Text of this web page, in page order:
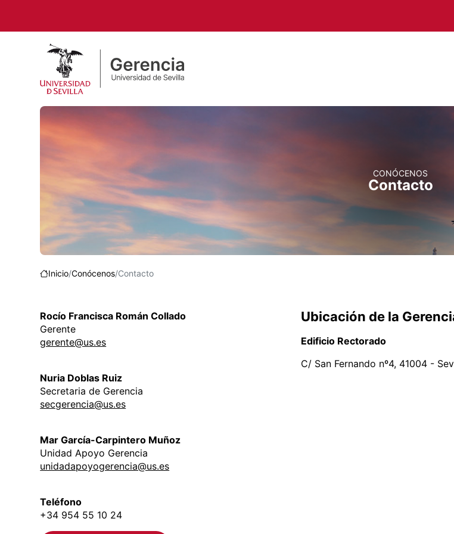
CONÓCENOS
Contacto
Inicio Conócenos Contacto
Rocío Francisca Román Collado
Gerente
gerente@us.es
Nuria Doblas Ruiz
Secretaria de Gerencia
secgerencia@us.es
Mar García-Carpintero Muñoz
Unidad Apoyo Gerencia
unidadapoyogerencia@us.es
Teléfono
+34 954 55 10 24
Ubicación de la
Edificio Rectorado
C/ San Fernando nº4, 41004 -